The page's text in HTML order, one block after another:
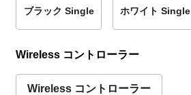
ブラック Single ホワイト Single
Wireless コントローラー
Wireless コントローラー